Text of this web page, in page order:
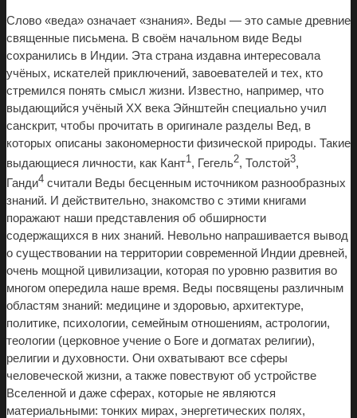
Слово «веда» означает «знания». Веды — это самые древние
священные письмена. В своём начальном виде Веды
сохранились в Индии. Эта страна издавна интересовала
учёных, искателей приключений, завоевателей и тех, кто
стремился понять смысл жизни. Известно, например, что
выдающийся учёный ХХ века Эйнштейн специально учил
санскрит, чтобы прочитать в оригинале разделы Вед, в
которых описаны закономерности физической природы. Такие
выдающиеся личности, как Кант1, Гегель2, Толстой3,
Ганди4 считали Веды бесценным источником разнообразных
знаний. И действительно, знакомство с этими книгами
поражают наши представления об обширности
содержащихся в них знаний. Невольно напрашивается вывод
о существовании на территории современной Индии древней,
очень мощной цивилизации, которая по уровню развития во
многом опередила наше время. Веды посвящены различным
областям знаний: медицине и здоровью, архитектуре,
политике, психологии, семейным отношениям, астрологии,
теологии (церковное учение о Боге и догматах религии),
религии и духовности. Они охватывают все сферы
человеческой жизни, а также повествуют об устройстве
Вселенной и даже сферах, которые не являются
материальными: тонких мирах, энергетических полях,